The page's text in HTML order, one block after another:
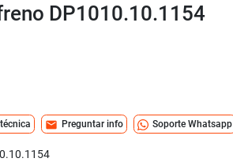
DP1010.10.1154
mail Preguntar info Soporte Whatsapp